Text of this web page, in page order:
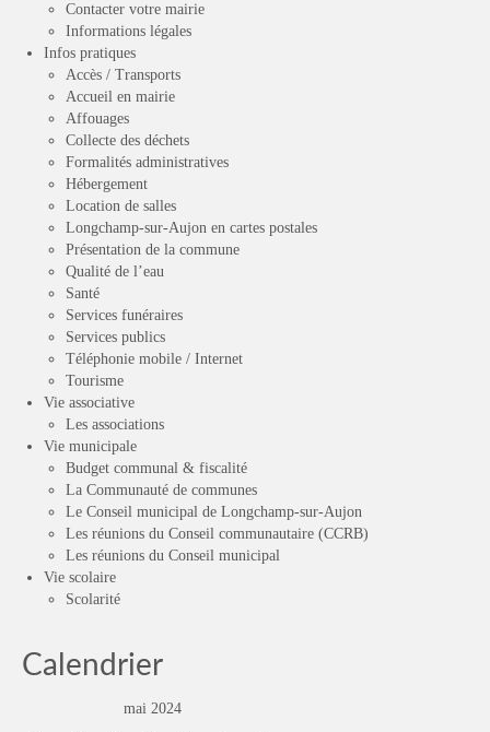
Contacter votre mairie
Informations légales
Infos pratiques
Accès / Transports
Accueil en mairie
Affouages
Collecte des déchets
Formalités administratives
Hébergement
Location de salles
Longchamp-sur-Aujon en cartes postales
Présentation de la commune
Qualité de l’eau
Santé
Services funéraires
Services publics
Téléphonie mobile / Internet
Tourisme
Vie associative
Les associations
Vie municipale
Budget communal & fiscalité
La Communauté de communes
Le Conseil municipal de Longchamp-sur-Aujon
Les réunions du Conseil communautaire (CCRB)
Les réunions du Conseil municipal
Vie scolaire
Scolarité
Calendrier
mai 2024